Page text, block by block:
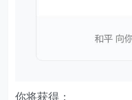
你将获得：